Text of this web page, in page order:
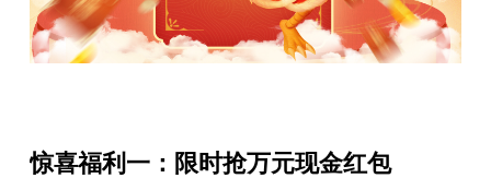
惊喜福利一：限时抢万元现金红包